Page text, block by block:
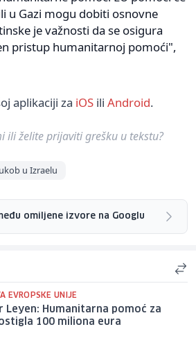
u Gazi mogu dobiti osnovne
je važnosti da se osigura
pristup humanitarnoj pomoći",
aplikaciji za iOS ili Android.
ili želite prijaviti grešku u tekstu?
u Izraelu
omiljene izvore na Googlu
EVROPSKE UNIJE
Leyen: Humanitarna pomoć za
100 miliona eura